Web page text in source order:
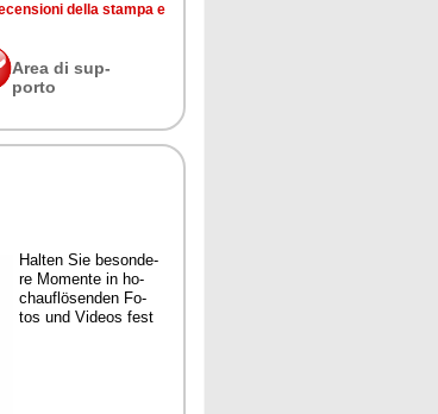
del­la stam­pa e
Area di sup­
por­to
Hal­ten Sie be­son­de­
re Mo­men­te in ho­
chau­flösen­den Fo­
tos und Vi­deos fe­st